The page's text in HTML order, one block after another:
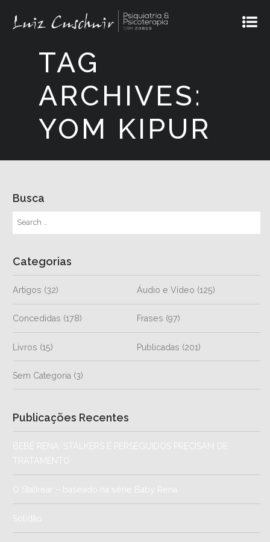
TAG
ARCHIVES:
YOM KIPUR
Busca
Categorias
Artigos (32) Áudio e Vídeo (125)
Concedidas (178) Frases (97)
Livros (15) Publicadas (201)
Sem Categoria (3)
Publicações Recentes
BEBÊ RENA: STALKERS E PERSEGUIDOS PRECISAM DE
TRATAMENTO
O Stalkear – baseado na série Baby Rena
Solidão